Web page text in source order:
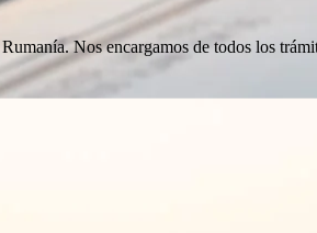
Nos encargamos de todos los